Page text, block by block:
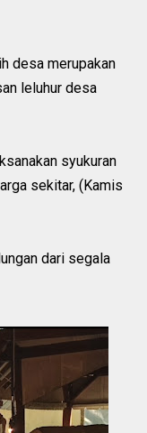
desa merupakan
leluhur desa
syukuran
sekitar, (Kamis
dari segala